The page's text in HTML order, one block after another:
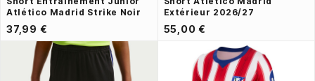
Atlético Madrid Strike Noir
37,99 €
Extérieur 2026/27
55,00 €